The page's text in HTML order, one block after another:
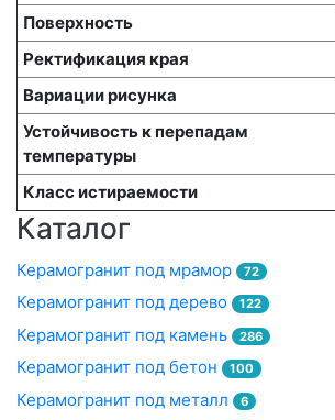
Поверхность
Ректификация края
Вариации рисунка
Устойчивость к перепадам
температуры
Класс истираемости
Каталог
Керамогранит под мрамор 72
Керамогранит под дерево 122
Керамогранит под камень 286
Керамогранит под бетон 100
Керамогранит под металл 6